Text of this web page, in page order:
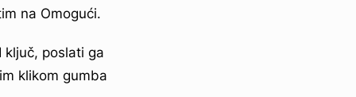
na Omogući.
ključ, poslati ga
klikom gumba